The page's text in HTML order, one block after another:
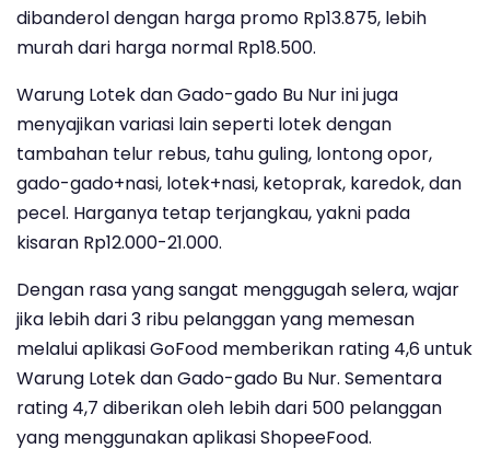
dibanderol dengan harga promo Rp13.875, lebih
murah dari harga normal Rp18.500.
Warung Lotek dan Gado-gado Bu Nur ini juga
menyajikan variasi lain seperti lotek dengan
tambahan telur rebus, tahu guling, lontong opor,
gado-gado+nasi, lotek+nasi, ketoprak, karedok, dan
pecel. Harganya tetap terjangkau, yakni pada
kisaran Rp12.000-21.000.
Dengan rasa yang sangat menggugah selera, wajar
jika lebih dari 3 ribu pelanggan yang memesan
melalui aplikasi GoFood memberikan rating 4,6 untuk
Warung Lotek dan Gado-gado Bu Nur. Sementara
rating 4,7 diberikan oleh lebih dari 500 pelanggan
yang menggunakan aplikasi ShopeeFood.